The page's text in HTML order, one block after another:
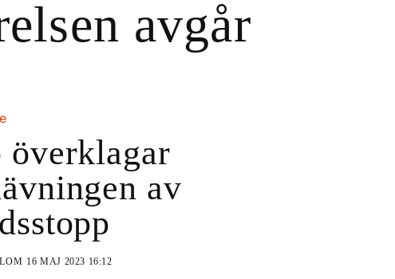
avgår
överklagar
av
16 MAJ 2023 16:12